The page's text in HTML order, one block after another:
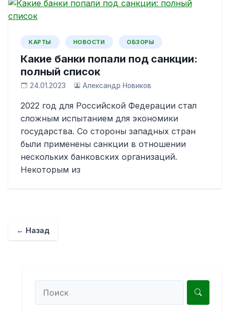
КАРТЫ НОВОСТИ ОБЗОРЫ
Какие банки попали под санкции:
полный список
24.01.2023 Александр Новиков
2022 год для Российской Федерации стал
сложным испытанием для экономики
государства. Со стороны западных стран
были применены санкции в отношении
нескольких банковских организаций.
Некоторым из
← Назад